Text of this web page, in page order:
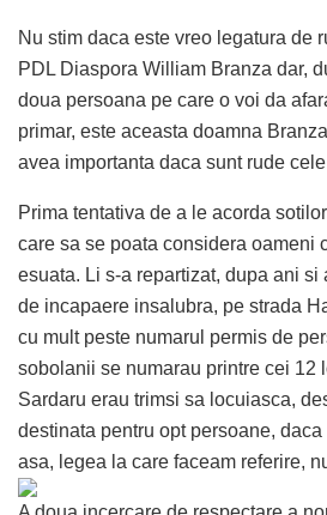
Nu stim daca este vreo legatura de
PDL Diaspora William Branza dar,
doua persoana pe care o voi da
primar, este aceasta doamna
avea importanta daca sunt rude
Prima tentativa de a le acorda
care sa se poata considera oameni
esuata. Li s-a repartizat, dupa ani si
de incapaere insalubra, pe strada
cu mult peste numarul permis de
sobolanii se numarau printre cei 12
Sardaru erau trimsi sa locuiasca,
destinata pentru opt persoane,
asa, legea la care faceam referire,